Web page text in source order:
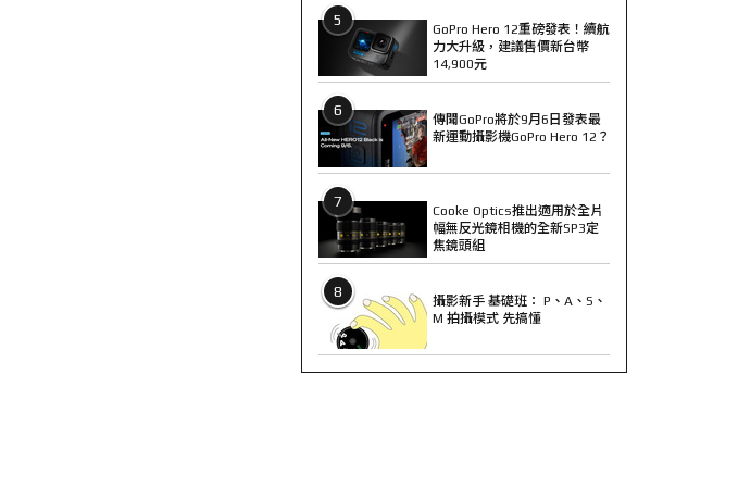
5
GoPro Hero 12重磅發表！續航
力大升級，建議售價新台幣
14,900元
6
傳聞GoPro將於9月6日發表最
新運動攝影機GoPro Hero 12？
7
Cooke Optics推出適用於全片
幅無反光鏡相機的全新SP3定
焦鏡頭組
8
攝影新手 基礎班： P、A、S、
M 拍攝模式 先搞懂